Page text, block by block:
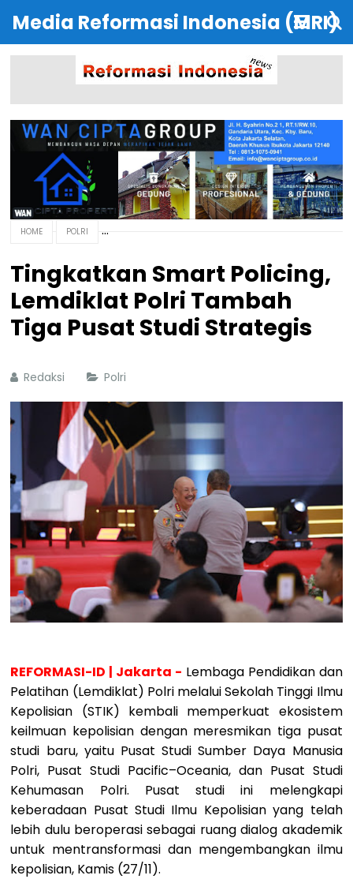
Media Reformasi Indonesia (MRI)
HOME POLRI
Tingkatkan Smart Policing,
Lemdiklat Polri Tambah
Tiga Pusat Studi Strategis
Redaksi Polri
REFORMASI-ID | Jakarta - Lembaga Pendidikan dan
Pelatihan (Lemdiklat) Polri melalui Sekolah Tinggi Ilmu
Kepolisian (STIK) kembali memperkuat ekosistem
keilmuan kepolisian dengan meresmikan tiga pusat
studi baru, yaitu Pusat Studi Sumber Daya Manusia
Polri, Pusat Studi Pacific–Oceania, dan Pusat Studi
Kehumasan Polri. Pusat studi ini melengkapi
keberadaan Pusat Studi Ilmu Kepolisian yang telah
lebih dulu beroperasi sebagai ruang dialog akademik
untuk mentransformasi dan mengembangkan ilmu
kepolisian, Kamis (27/11).